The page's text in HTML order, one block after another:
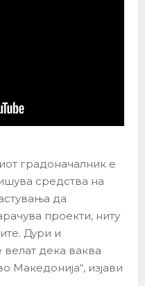
градоначалник е
средства на
да
проекти, ниту
Дури и
дека ваква
Македонија“, изјави